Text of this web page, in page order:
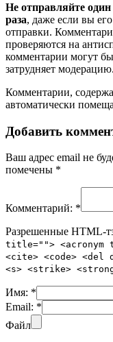
Не отправляйте
раза, даже если вы
отправки.
проверяются на
комментарии могут
затрудняет модерацию.
Комментарии,
автоматически
Добавить
Ваш адрес email не
помечены *
Комментарий: *
Разрешенные HTML-
title=""> <acronym
<cite> <code> <del
<s> <strike>
Имя: *
Email: *
Файл